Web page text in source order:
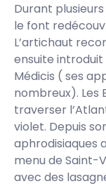
Durant
le font
L’artichaut
ensuite
Médicis ( ses
nombreux). Les
traverser
violet. Depuis
aphrodisiaques
menu de Saint-
avec des